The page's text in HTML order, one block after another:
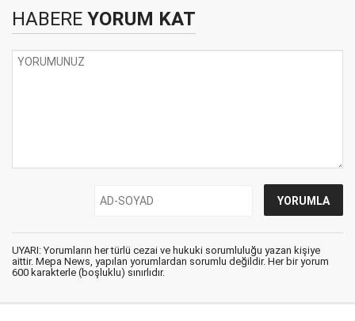
HABERE YORUM KAT
UYARI: Yorumların her türlü cezai ve hukuki sorumluluğu yazan kişiye
aittir. Mepa News, yapılan yorumlardan sorumlu değildir. Her bir yorum
600 karakterle (boşluklu) sınırlıdır.